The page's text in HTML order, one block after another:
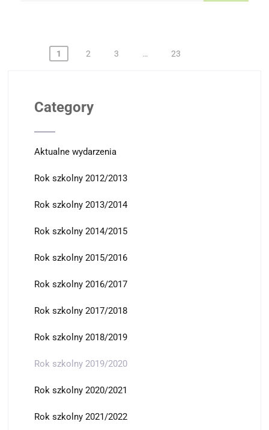
Stronicowanie
1 2 3 … 23
Category
Aktualne wydarzenia
Rok szkolny 2012/2013
Rok szkolny 2013/2014
Rok szkolny 2014/2015
Rok szkolny 2015/2016
Rok szkolny 2016/2017
Rok szkolny 2017/2018
Rok szkolny 2018/2019
Rok szkolny 2019/2020
Rok szkolny 2020/2021
Rok szkolny 2021/2022